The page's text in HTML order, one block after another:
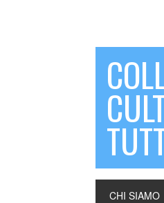
CHI SIAMO